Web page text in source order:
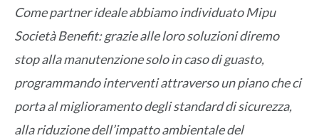
Come partner ideale abbiamo individuato Mipu
Società Benefit: grazie alle loro soluzioni diremo
stop alla manutenzione solo in caso di guasto,
programmando interventi attraverso un piano che ci
porta al miglioramento degli standard di sicurezza,
alla riduzione dell’impatto ambientale del